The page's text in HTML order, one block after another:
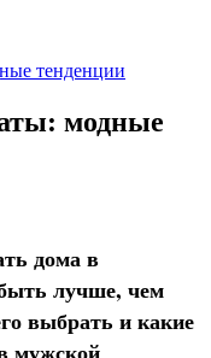
тенденции
модные
дома в
лучше, чем
выбрать и какие
мужской